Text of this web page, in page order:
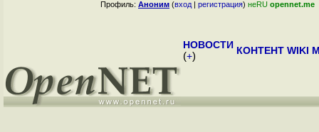
Профиль: Аноним (вход | регистрация) неRU opennet.me
НОВОСТИ
(+) КОНТЕНТ WIKI